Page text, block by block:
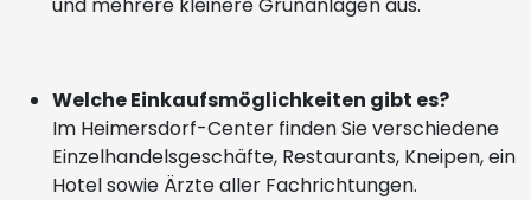
Welche Einkaufsmöglichkeiten gibt es?
Im Heimersdorf-Center finden Sie verschiedene
Einzelhandelsgeschäfte, Restaurants, Kneipen, ein
Hotel sowie Ärzte aller Fachrichtungen.